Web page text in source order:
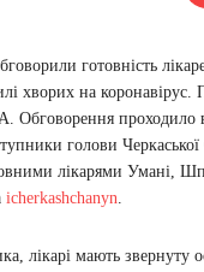
готовність
хворих на коронавірус.
Обговорення проходило
голови
лікарями Умані,
icherkashchanyn.
лікарі мають звернуту